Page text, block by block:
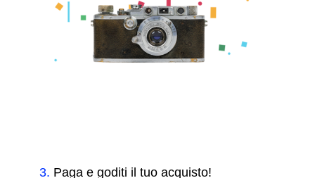
3. Paga e goditi il tuo acquisto!